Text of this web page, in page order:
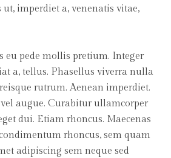
imperdiet a, venenatis vitae,
pede mollis pretium. Integer
a, tellus. Phasellus viverra nulla
rutrum. Aenean imperdiet.
augue. Curabitur ullamcorper
dui. Etiam rhoncus. Maecenas
rhoncus, sem quam
adipiscing sem neque sed